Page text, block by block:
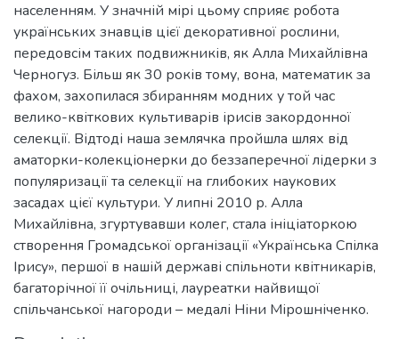
населенням. У значній мірі цьому сприяє робота
українських знавців цієї декоративної рослини,
передовсім таких подвижників, як Алла Михайлівна
Черногуз. Більш як 30 років тому, вона, математик за
фахом, захопилася збиранням модних у той час
велико-квіткових культиварів ірисів закордонної
селекції. Відтоді наша землячка пройшла шлях від
аматорки-колекціонерки до беззаперечної лідерки з
популяризації та селекції на глибоких наукових
засадах цієї культури. У липні 2010 р. Алла
Михайлівна, згуртувавши колег, стала ініціаторкою
створення Громадської організації «Українська Спілка
Ірису», першої в нашій державі спільноти квітникарів,
багаторічної її очільниці, лауреатки найвищої
спільчанської нагороди – медалі Ніни Мірошніченко.